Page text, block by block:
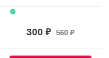
L1611 (BN59-01312B)
(ИК-сигнал)
300 560